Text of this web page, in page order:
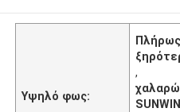
Υψηλό φως:
,
SUNWIN